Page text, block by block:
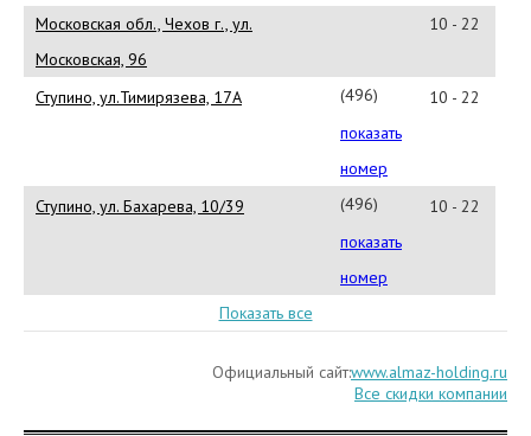
Московская обл., Чехов г., ул.
Московская, 96
10 - 22
Ступино, ул.Тимирязева, 17А
(496)
644-
11-
48
показать
номер
10 - 22
Ступино, ул. Бахарева, 10/39
(496)
647-
40-
показать
номер
10 - 22
Показать все
Официальный сайт:www.almaz-holding.ru
Все скидки компании